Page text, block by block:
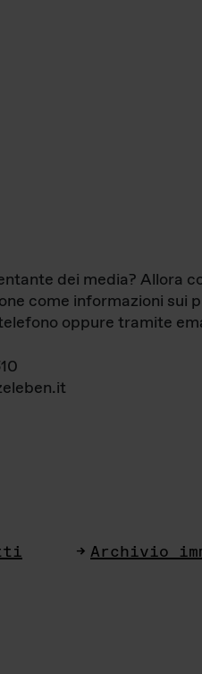
dei media? Allora
come informazioni sui
oppure tramite
Archivio